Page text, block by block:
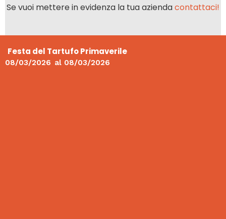
Se vuoi mettere in evidenza la tua aziendacontattaci!
Festa del Tartufo Primaverile
08/03/2026 al 08/03/2026